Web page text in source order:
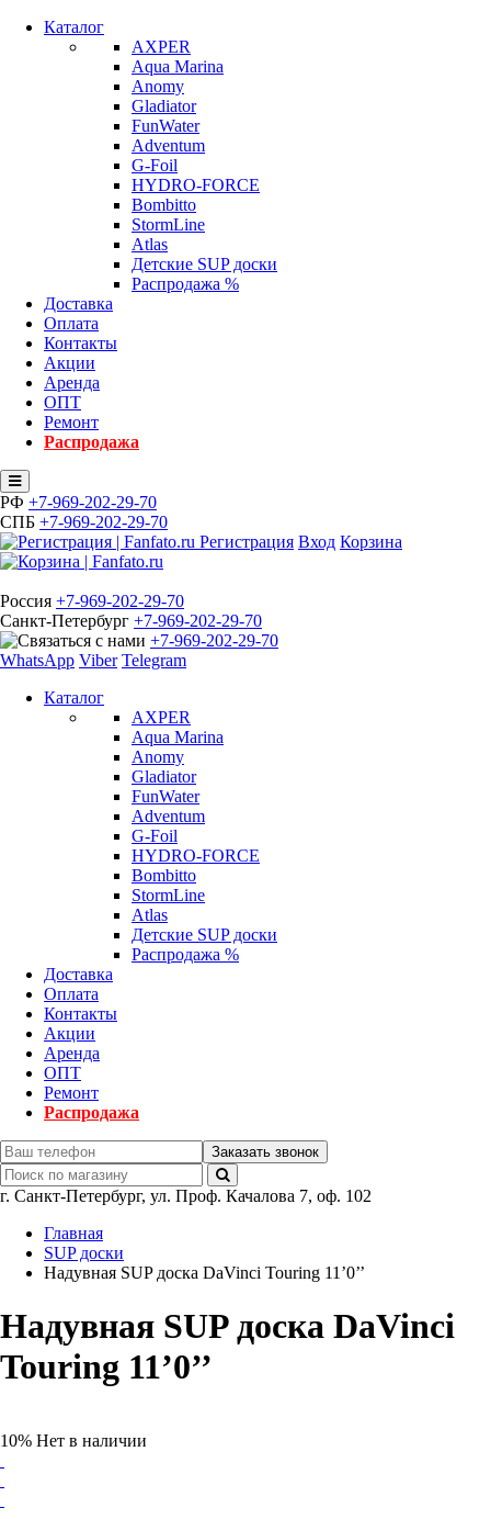
Каталог
AXPER
Aqua Marina
Anomy
Gladiator
FunWater
Adventum
G-Foil
HYDRO-FORCE
Bombitto
StormLine
Atlas
Детские SUP доски
Распродажа %
Доставка
Оплата
Контакты
Акции
Аренда
ОПТ
Ремонт
Распродажа
РФ +7-969-202-29-70
СПБ +7-969-202-29-70
Регистрация Вход Корзина
Россия +7-969-202-29-70
Санкт-Петербург +7-969-202-29-70
+7-969-202-29-70
WhatsApp Viber Telegram
Каталог
AXPER
Aqua Marina
Anomy
Gladiator
FunWater
Adventum
G-Foil
HYDRO-FORCE
Bombitto
StormLine
Atlas
Детские SUP доски
Распродажа %
Доставка
Оплата
Контакты
Акции
Аренда
ОПТ
Ремонт
Распродажа
Заказать звонок
г. Санкт-Петербург, ул. Проф. Качалова 7, оф. 102
Главная
SUP доски
Надувная SUP доска DaVinci Touring 11’0’’
Надувная SUP доска DaVinci
Touring 11’0’’
10% Нет в наличии